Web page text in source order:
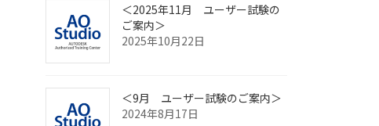
＜2025年11月 ユーザー試験の
ご案内＞
2025年10月22日
＜9月 ユーザー試験のご案内＞
2024年8月17日